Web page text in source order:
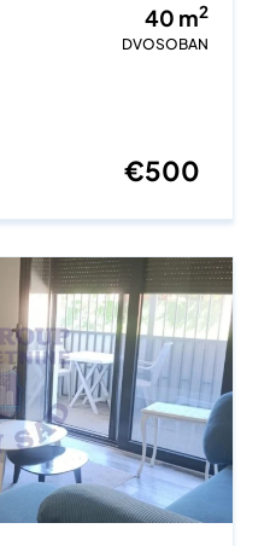
40 m2
DVOSOBAN
€500